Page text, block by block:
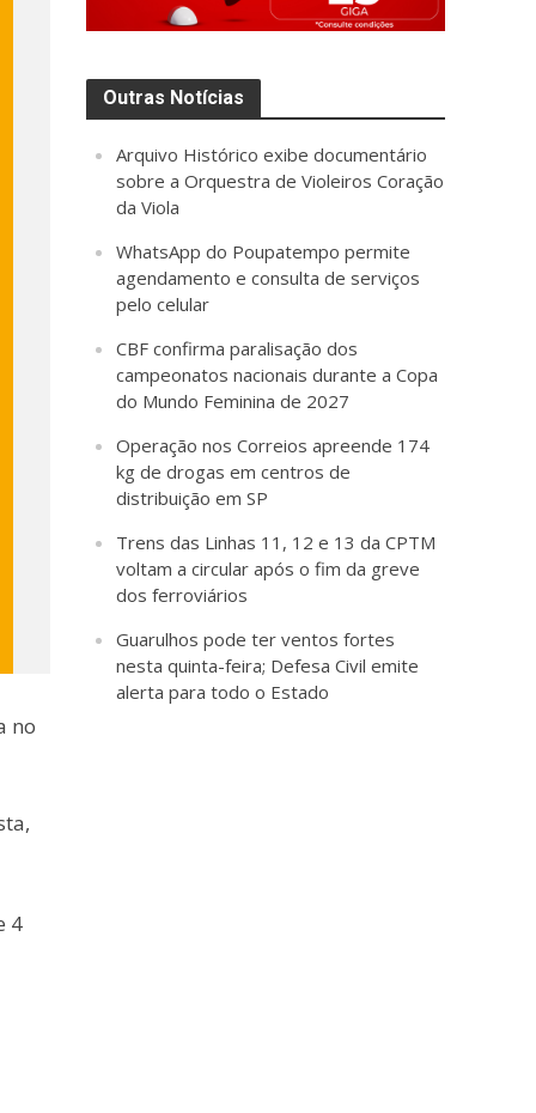
no
4
Outras Notícias
Arquivo Histórico exibe documentário
sobre a Orquestra de Violeiros Coração
da Viola
WhatsApp do Poupatempo permite
agendamento e consulta de serviços
pelo celular
CBF confirma paralisação dos
campeonatos nacionais durante a Copa
do Mundo Feminina de 2027
Operação nos Correios apreende 174
kg de drogas em centros de
distribuição em SP
Trens das Linhas 11, 12 e 13 da CPTM
voltam a circular após o fim da greve
dos ferroviários
Guarulhos pode ter ventos fortes
nesta quinta-feira; Defesa Civil emite
alerta para todo o Estado